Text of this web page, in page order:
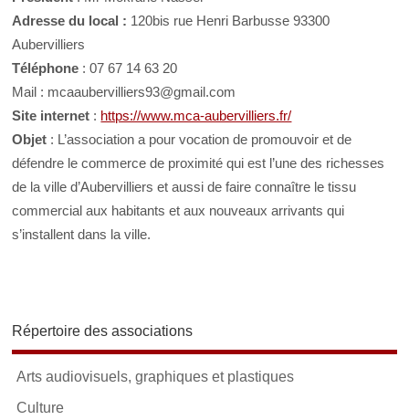
Adresse du local : 120bis rue Henri Barbusse 93300
Aubervilliers
Téléphone : 07 67 14 63 20
Mail : mcaaubervilliers93@gmail.com
Site internet : https://www.mca-aubervilliers.fr/
Objet : L’association a pour vocation de promouvoir et de
défendre le commerce de proximité qui est l’une des richesses
de la ville d’Aubervilliers et aussi de faire connaître le tissu
commercial aux habitants et aux nouveaux arrivants qui
s’installent dans la ville.
Répertoire des associations
Arts audiovisuels, graphiques et plastiques
Culture